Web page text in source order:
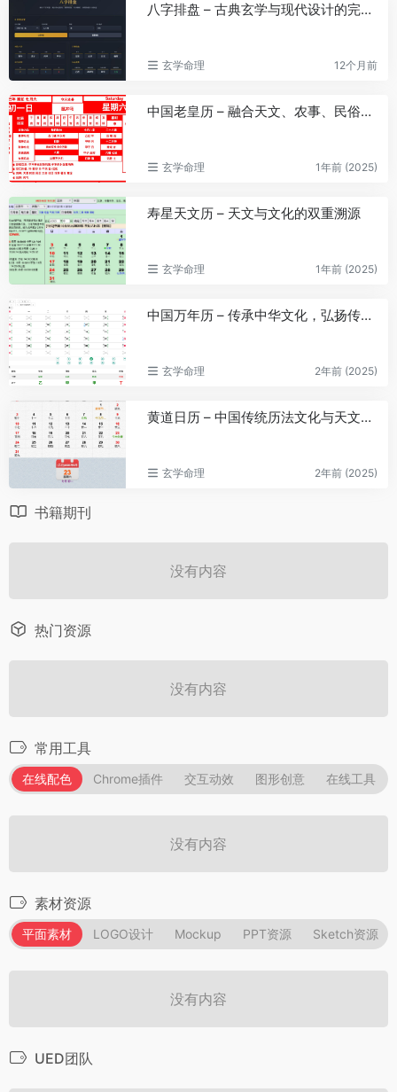
八字排盘 – 古典玄学与现代设计的完美融合
玄学命理 12个月前
中国老皇历 – 融合天文、农事、民俗与术数智慧
玄学命理 1年前 (2025)
寿星天文历 – 天文与文化的双重溯源
玄学命理 1年前 (2025)
中国万年历 – 传承中华文化，弘扬传统智慧
玄学命理 2年前 (2025)
黄道日历 – 中国传统历法文化与天文学、民俗信仰深度融合的智慧结晶
玄学命理 2年前 (2025)
书籍期刊
没有内容
热门资源
没有内容
常用工具
在线配色 Chrome插件 交互动效 图形创意 在线工具
没有内容
素材资源
平面素材 LOGO设计 Mockup PPT资源 Sketch资源
没有内容
UED团队